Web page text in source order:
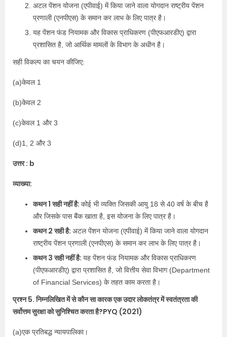
अटल पेंशन योजना (एपीवाई) में किया जाने वाला योगदान राष्ट्रीय पेंशन
प्रणाली (एनपीएस) के समान कर लाभ के लिए पात्र है।
यह पेंशन फंड नियामक और विकास प्राधिकरण (पीएफआरडीए) द्वारा
प्रशासित है, जो आर्थिक मामलों के विभाग के अधीन है।
सही विकल्प का चयन कीजिए:
(a)केवल 1
(b)केवल 2
(c)केवल 1 और 3
(d)1, 2 और 3
उत्तर : b
व्याख्या:
कथन 1 सही नहीं है: कोई भी व्यक्ति जिसकी आयु 18 से 40 वर्ष के बीच है
और जिसके पास बैंक खाता है, इस योजना के लिए पात्र है।
कथन 2 सही है: अटल पेंशन योजना (एपीवाई) में किया जाने वाला योगदान
राष्ट्रीय पेंशन प्रणाली (एनपीएस) के समान कर लाभ के लिए पात्र है।
कथन 3 सही नहीं है: यह पेंशन फंड नियामक और विकास प्राधिकरण
(पीएफआरडीए) द्वारा प्रशासित है, जो वित्तीय सेवा विभाग (Department
of Financial Services) के तहत काम करता है।
प्रश्न 5. निम्नलिखित में से कौन सा कारक एक उदार लोकतंत्र में स्वतंत्रता की
सर्वोत्तम सुरक्षा को सुनिश्चित करता है?PYQ (2021)
(a)एक प्रतिबद्ध न्यायपालिका।